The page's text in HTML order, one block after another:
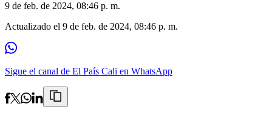
9 de feb. de 2024, 08:46 p. m.
Actualizado el 9 de feb. de 2024, 08:46 p. m.
Sigue el canal de El País Cali en WhatsApp